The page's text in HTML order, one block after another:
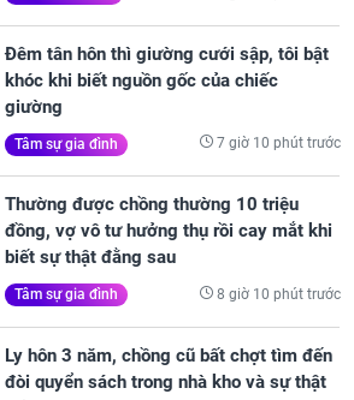
Đêm tân hôn thì giường cưới sập, tôi bật
khóc khi biết nguồn gốc của chiếc
giường
Tâm sự gia đình 7 giờ 10 phút trước
Thường được chồng thường 10 triệu
đồng, vợ vô tư hưởng thụ rồi cay mắt khi
biết sự thật đằng sau
Tâm sự gia đình 8 giờ 10 phút trước
Ly hôn 3 năm, chồng cũ bất chợt tìm đến
đòi quyển sách trong nhà kho và sự thật